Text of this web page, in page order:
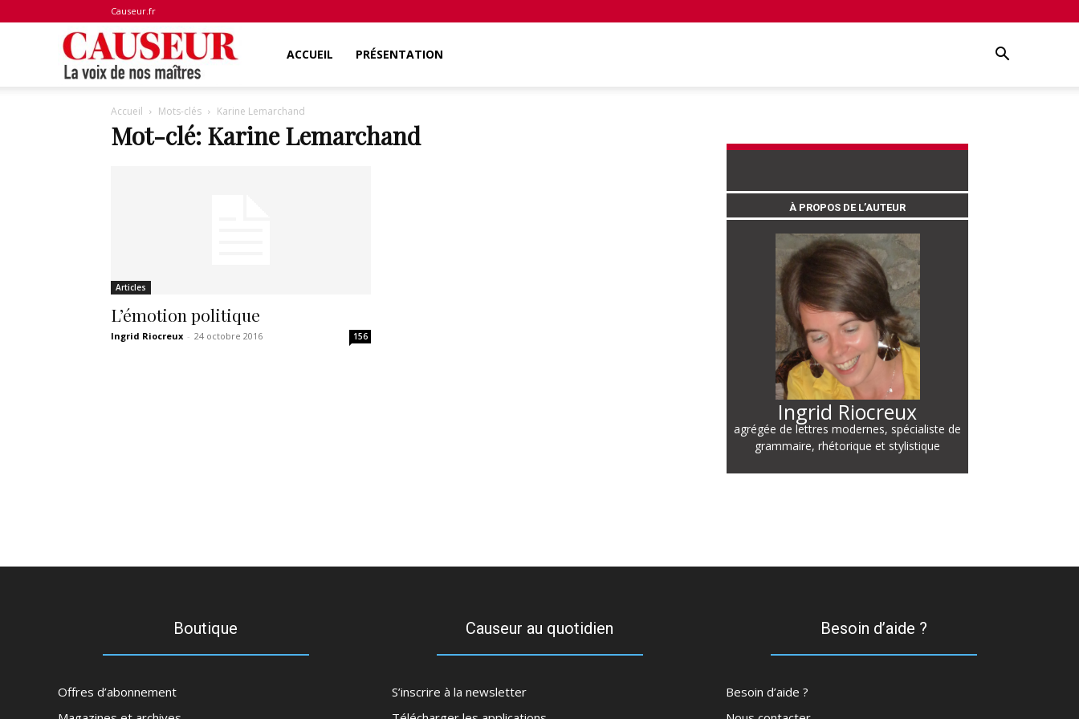
Causeur.fr
voix
maîtres
ACCUEIL PRÉSENTATION
Accueil Mots-clés Karine Lemarchand
Mot-clé: Karine Lemarchand
Articles
L’émotion politique
Ingrid Riocreux - 24 octobre 2016 156
À PROPOS DE L’AUTEUR
Ingrid Riocreux
agrégée de lettres modernes, spécialiste de
grammaire, rhétorique et stylistique
Boutique
Offres d’abonnement
Causeur au quotidien
S’inscrire à la newsletter
Besoin d’aide ?
Besoin d’aide ?